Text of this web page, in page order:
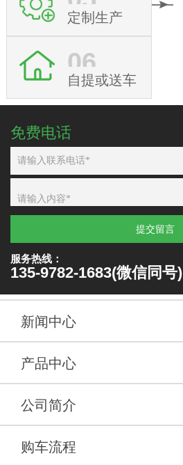
定制生产
06
自提或送车
免费电话
提交留言
服务热线：
135-9782-1683(微信同号)
新闻中心
产品中心
公司简介
购车流程